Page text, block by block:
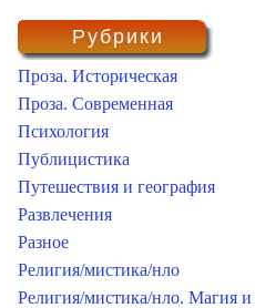
Рубрики
Проза. Историческая
Проза. Современная
Психология
Публицистика
Путешествия и география
Развлечения
Разное
Религия/мистика/нло
Религия/мистика/нло. Магия и